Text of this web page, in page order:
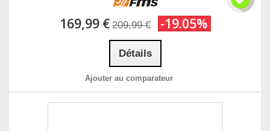
169,99 € 209,99 € -19.05%
Détails
Ajouter au comparateur